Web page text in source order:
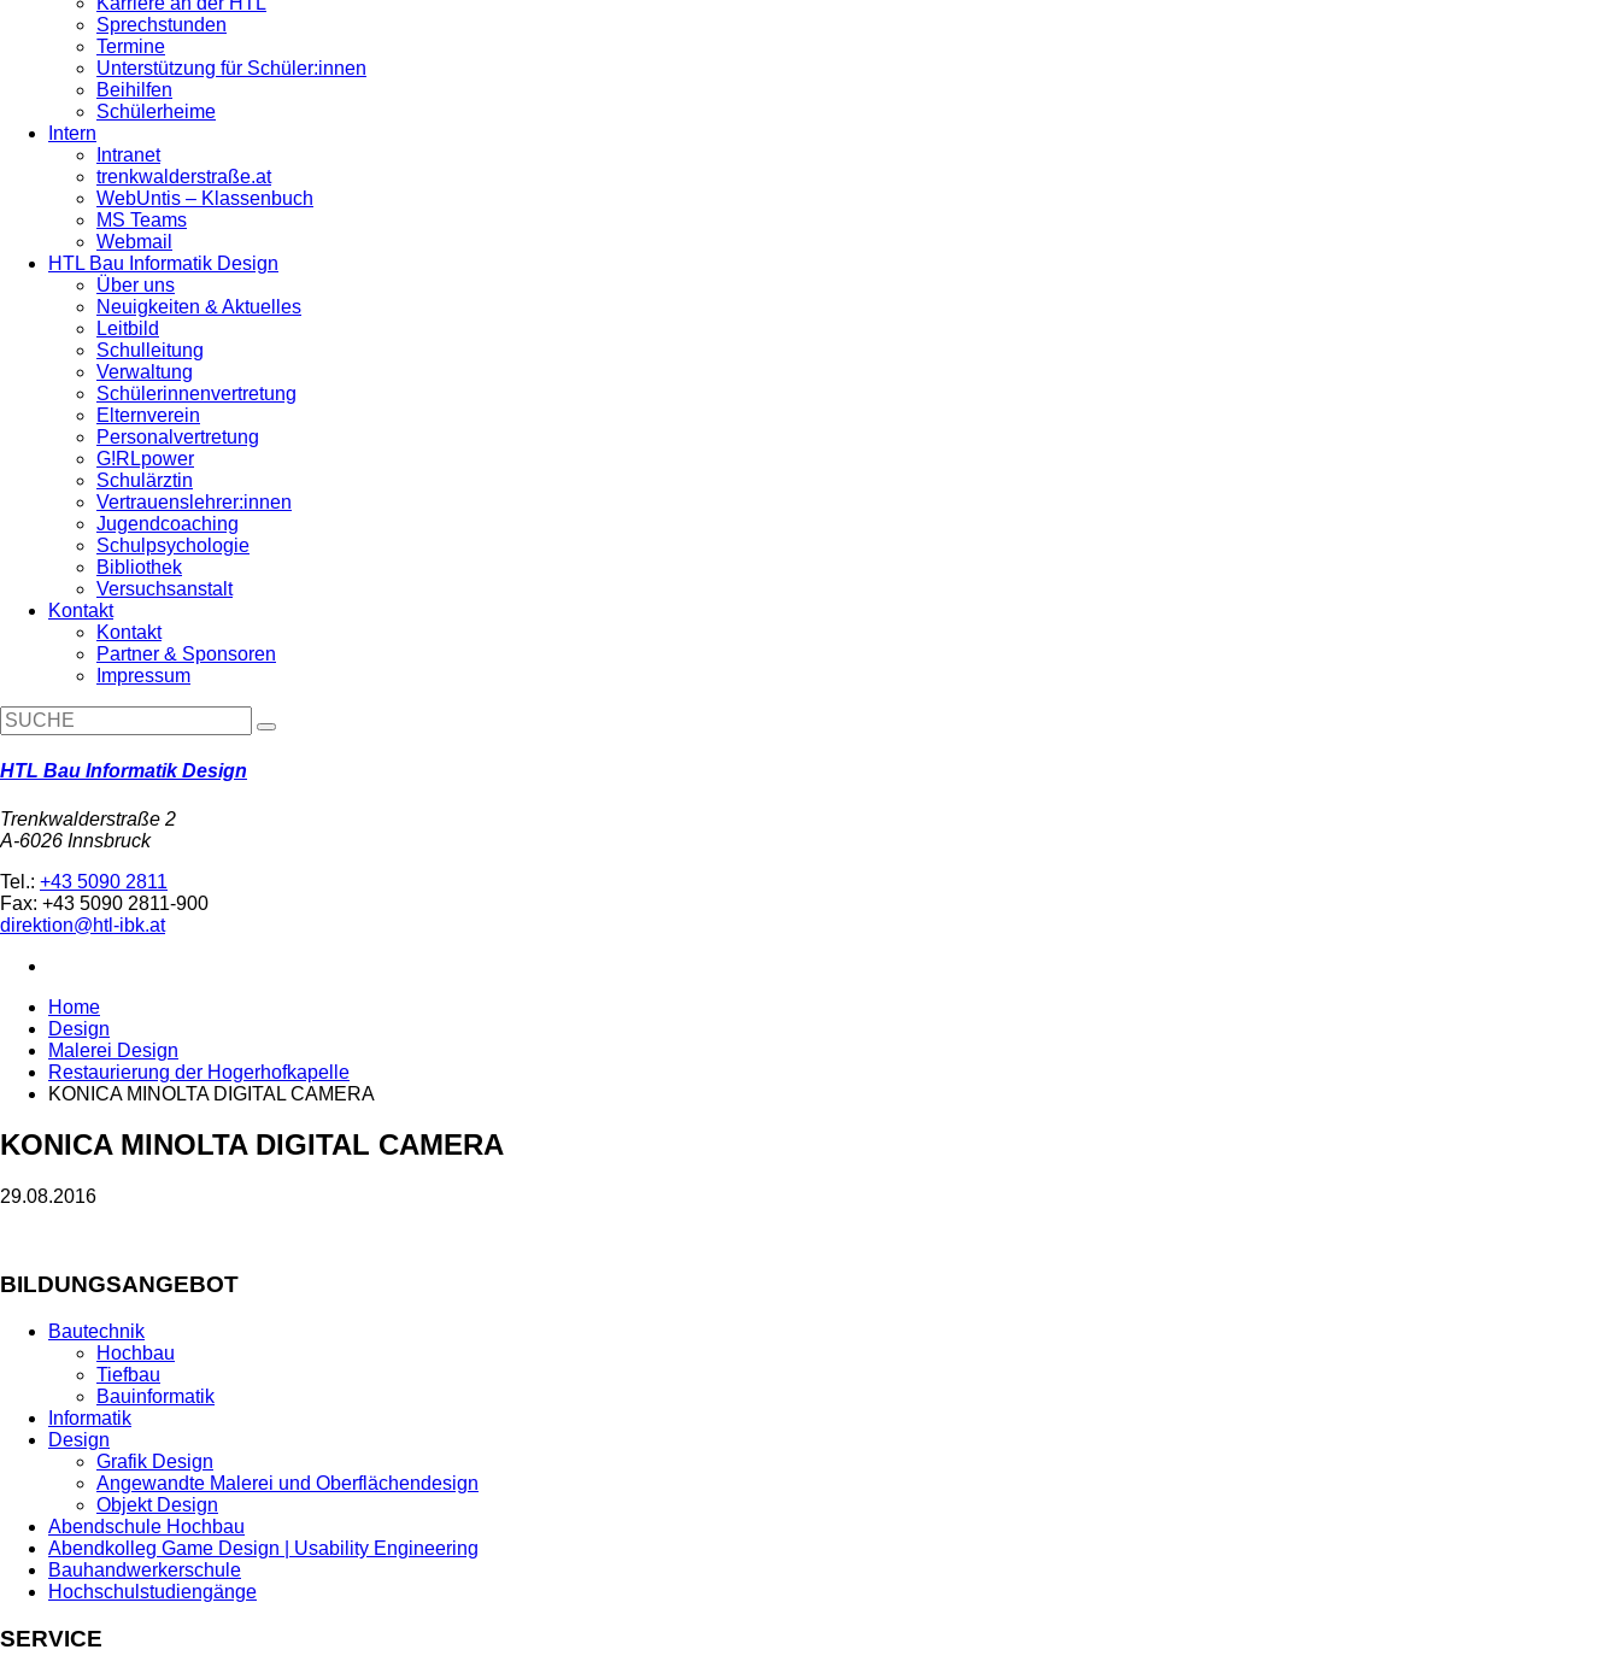
Sprechstunden
Termine
Unterstützung für Schüler:innen
Beihilfen
Schülerheime
Intern
Intranet
trenkwalderstraße.at
WebUntis – Klassenbuch
MS Teams
Webmail
HTL Bau Informatik Design
Über uns
Neuigkeiten & Aktuelles
Leitbild
Schulleitung
Verwaltung
Schülerinnenvertretung
Elternverein
Personalvertretung
G!RLpower
Schulärztin
Vertrauenslehrer:innen
Jugendcoaching
Schulpsychologie
Bibliothek
Versuchsanstalt
Kontakt
Kontakt
Partner & Sponsoren
Impressum
HTL Bau Informatik Design
Trenkwalderstraße 2
A-6026 Innsbruck
Tel.: +43 5090 2811
Fax: +43 5090 2811-900
direktion@htl-ibk.at
Home
Design
Malerei Design
Restaurierung der Hogerhofkapelle
KONICA MINOLTA DIGITAL CAMERA
KONICA MINOLTA DIGITAL CAMERA
29.08.2016
BILDUNGSANGEBOT
Bautechnik
Hochbau
Tiefbau
Bauinformatik
Informatik
Design
Grafik Design
Angewandte Malerei und Oberflächendesign
Objekt Design
Abendschule Hochbau
Abendkolleg Game Design | Usability Engineering
Bauhandwerkerschule
Hochschulstudiengänge
SERVICE